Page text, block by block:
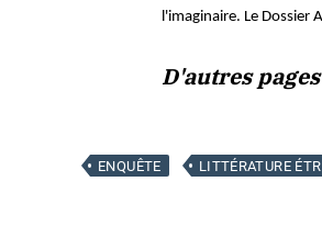
l'imaginaire. Le Dossier
D'autres
ENQUÊTE LITTÉRATURE